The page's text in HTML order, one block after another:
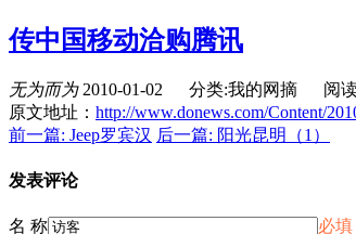
传中国移动洽购腾讯
无为而为 2010-01-02 分类:我的网摘 阅
原文地址： http://www.donews.com/Content/
前一篇: Jeep罗宾汉 后一篇: 阳光昆明（1）
发表评论
名 称 必填